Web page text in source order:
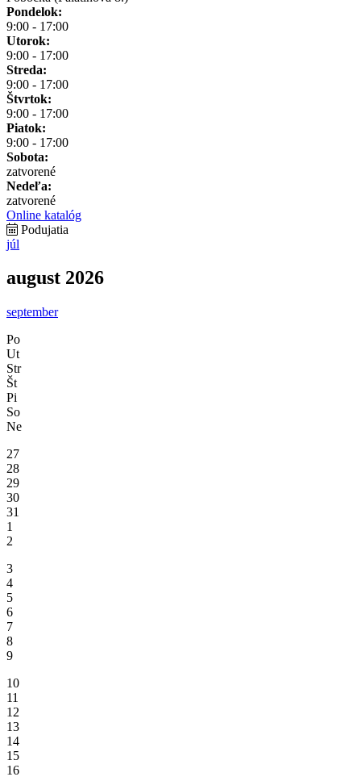
Pondelok:
9:00 - 17:00
Utorok:
9:00 - 17:00
Streda:
9:00 - 17:00
Štvrtok:
9:00 - 17:00
Piatok:
9:00 - 17:00
Sobota:
zatvorené
Nedeľa:
zatvorené
Online katalóg
Podujatia
júl
august 2026
september
Po
Ut
Str
Št
Pi
So
Ne
27
28
29
30
31
1
2
3
4
5
6
7
8
9
10
11
12
13
14
15
16